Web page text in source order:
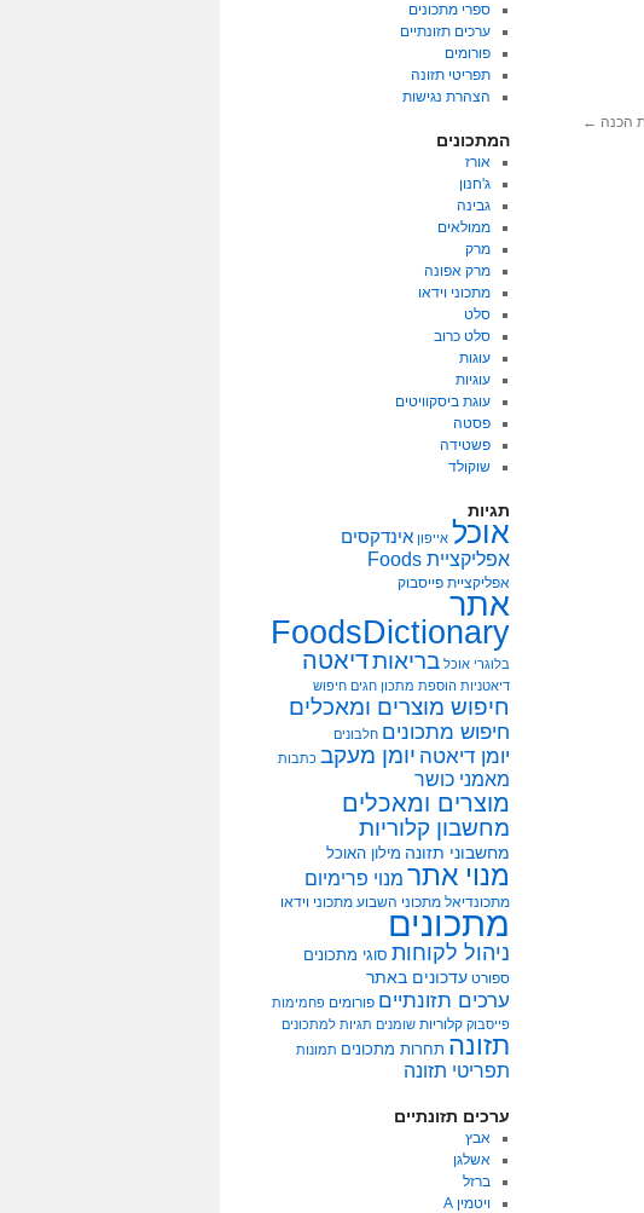
הכנה ←
ספרי מתכונים
ערכים תזונתיים
פורומים
תפריטי תזונה
הצהרת נגישות
המתכונים
אורז
ג'חנון
גבינה
ממולאים
מרק
מרק אפונה
מתכוני וידאו
סלט
סלט כרוב
עוגות
עוגיות
עוגת ביסקוויטים
פסטה
פשטידה
שוקולד
תגיות
אוכל אייפון אינדקסים
אפליקציית Foods
אפליקציית פייסבוק
אתר
FoodsDictionary
בלוגרי אוכל בריאותדיאטה
דיאטניות הוספת מתכון חגים חיפוש
חיפוש מוצרים ומאכלים
חיפוש מתכונים חלבונים
יומן דיאטה יומן מעקב כתבות
מאמני כושר
מוצרים ומאכלים
מחשבון קלוריות
מחשבוני תזונה מילון האוכל
מנוי אתר מנוי פרימיום
מתכונדיאל מתכוני השבוע מתכוני וידאו
מתכונים
ניהול לקוחות סוגי מתכונים
ספורט עדכונים באתר
ערכים תזונתיים פורומים פחמימות
פייסבוק קלוריות שומנים תגיות למתכונים
תזונה תחרות מתכונים תמונות
תפריטי תזונה
ערכים תזונתיים
אבץ
אשלגן
ברזל
ויטמין A